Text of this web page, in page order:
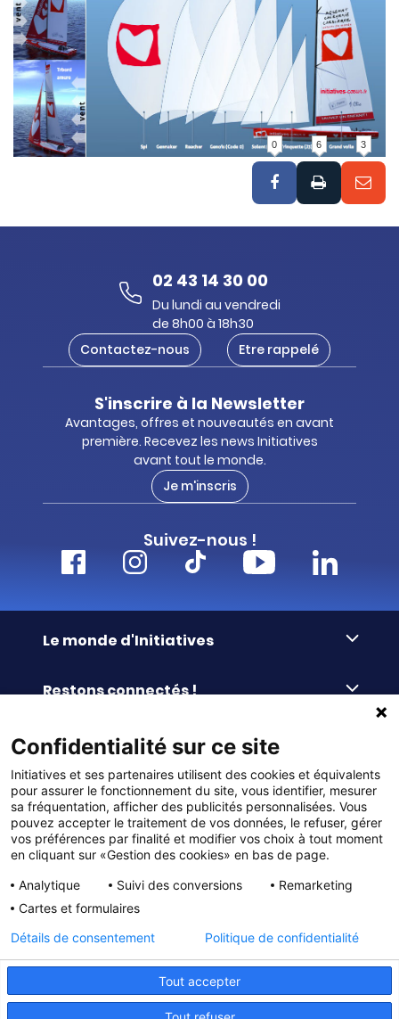
0 6 3
02 43 14 30 00
Du lundi au vendredi
de 8h00 à 18h30
Contactez-nous
Etre rappelé
S'inscrire à la Newsletter
Avantages, offres et nouveautés en avant
première. Recevez les news Initiatives
avant tout le monde.
Je m'inscris
Suivez-nous !
Le monde d'Initiatives
Le Fond’Actions Initiatives
Enquête de satisfaction
Restons connectés !
Le blog
La newsletter
Commander facilement
Commande par référence
Catalogues à télécharger
Panier
La livraison
Le paiement
Services & FAQ
Reprise des invendus
Paiement différé sans frais
100% Satisfait ou Remboursé
Le service Après-Vente
Liens pratiques
© DMP Initiatives 10 avenue Georges Auric - 72021
LE MANS CEDEX 2
Gestion des cookies
Mentions légales
Initiatives est le spécialiste français des solutions de
collecte de fonds pour les établissements scolaires
primaires, maternelles, aux collèges et lycées, aux
associations scolaires (APE, APEL, OGEC, sou des écoles,
FSE, coopératives scolaires), aux BTS, aux IUT, aux MFR,
aux IFSI, aux associations sportives (UGSEL, USEP, AS …),
aux bureaux des étudiants (MDL, BDE…) et à tous types
d’associations loi 1901 (culturelles, sportives, sociales,
Confidentialité sur ce site
Initiatives et ses partenaires utilisent des cookies et équivalents
pour assurer le fonctionnement du site, vous identifier, mesurer
sa fréquentation, afficher des publicités personnalisées. Vous
pouvez accepter le traitement de vos données, le refuser, gérer
vos préférences par finalité et modifier vos choix à tout moment
en cliquant sur «Gestion des cookies» en bas de page.
Analytique
Suivi des conversions
Remarketing
Cartes et formulaires
Tout accepter
Détails de consentement Politique de confidentialité